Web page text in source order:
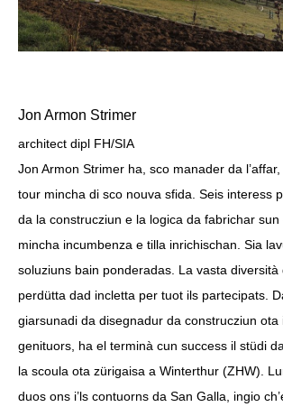
Jon Armon Strimer
architect dipl FH/SIA
Jon Armon Strimer ha, sco manader da
tour mincha di sco nouva sfida. Seis interess
da la construcziun e la logica da fabrichar
mincha incumbenza e tilla inrichischan. Sia
soluziuns bain ponderadas. La vasta diversità
perdütta dad incletta per tuot ils partecipats.
giarsunadi da disegnadur da construcziun ota
genituors, ha el terminà cun success il stüdi
la scoula ota zürigaisa a Winterthur (ZHW).
duos ons i’ls contuorns da San Galla, ingio